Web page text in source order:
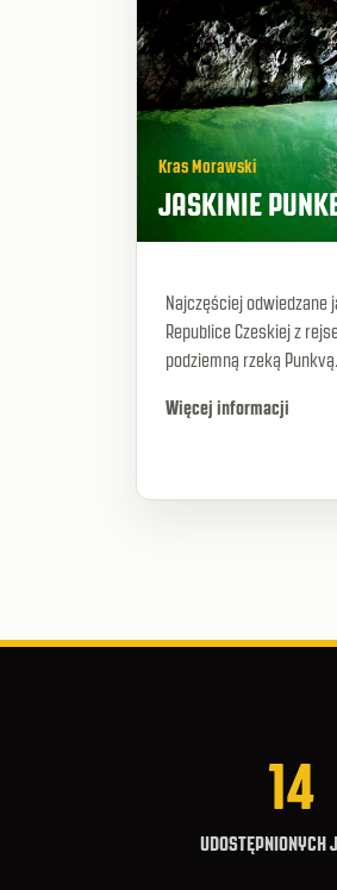
Kras Morawski
JASKINIE
Najczęściej odwiedzane
Republice Czeskiej z
podziemną rzeką Punkvą.
Więcej informacji
14
UDOSTĘPNIONYCH